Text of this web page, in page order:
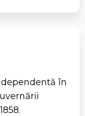
în